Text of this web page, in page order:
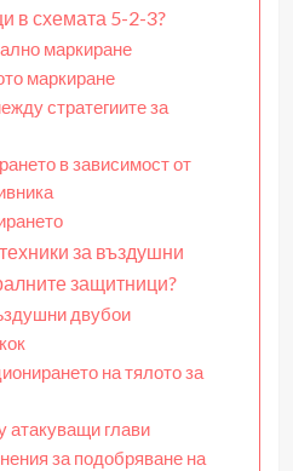
в схемата 5-2-3?
маркиране
маркиране
стратегиите за
в зависимост от
за въздушни
защитници?
двубои
на тялото за
атакуващи глави
за подобряване на